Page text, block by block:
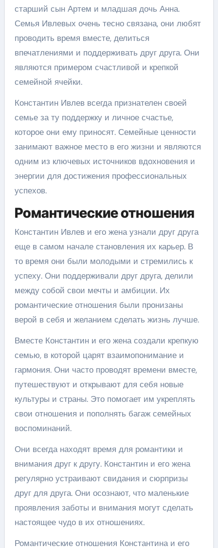
старший сын Артем и младшая дочь Анна.
Семья Ивлевых очень тесно связана, они любят
проводить время вместе, делиться
впечатлениями и поддерживать друг друга. Они
являются примером счастливой и крепкой
семейной ячейки.
Константин Ивлев всегда признателен своей
семье за ту поддержку и личное счастье,
которое они ему приносят. Семейные ценности
занимают важное место в его жизни и являются
одним из ключевых источников вдохновения и
энергии для достижения профессиональных
успехов.
Романтические отношения
Константин Ивлев и его жена узнали друг друга
еще в самом начале становления их карьер. В
то время они были молодыми и стремились к
успеху. Они поддерживали друг друга, делили
между собой свои мечты и амбиции. Их
романтические отношения были пронизаны
верой в себя и желанием сделать жизнь лучше.
Вместе Константин и его жена создали крепкую
семью, в которой царят взаимопонимание и
гармония. Они часто проводят времени вместе,
путешествуют и открывают для себя новые
культуры и страны. Это помогает им укреплять
свои отношения и пополнять багаж семейных
воспоминаний.
Они всегда находят время для романтики и
внимания друг к другу. Константин и его жена
регулярно устраивают свидания и сюрпризы
друг для друга. Они осознают, что маленькие
проявления заботы и внимания могут сделать
настоящее чудо в их отношениях.
Романтические отношения Константина и его